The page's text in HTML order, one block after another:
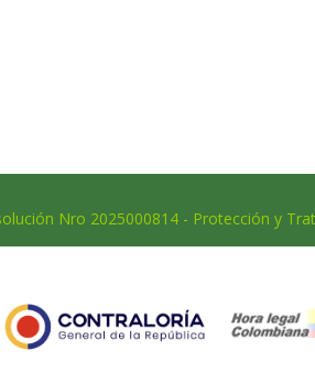
Nro 2025000814 - Protección y